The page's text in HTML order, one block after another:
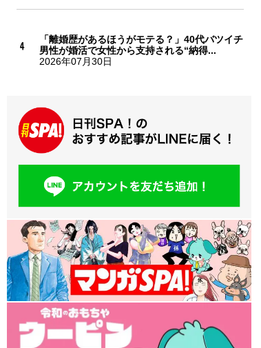
「離婚歴があるほうがモテる？」40代バツイチ
男性が婚活で女性から支持される“納得...
2026年07月30日